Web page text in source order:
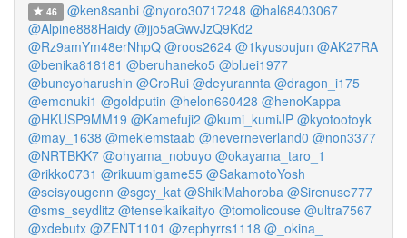
46 @ken8sanbi @nyoro30717248 @hal68403067
@Alpine888Haidy @jjo5aGwvJzQ9Kd2
@Rz9amYm48erNhpQ @roos2624 @1kyusoujun @AK27RA
@benika818181 @beruhaneko5 @bluei1977
@buncyoharushin @CroRui @deyurannta @dragon_i175
@emonuki1 @goldputin @helon660428 @henoKappa
@HKUSP9MM19 @Kamefuji2 @kumi_kumiJP @kyotootoyk
@may_1638 @meklemstaab @neverneverland0 @non3377
@NRTBKK7 @ohyama_nobuyo @okayama_taro_1
@rikko0731 @rikuumigame55 @SakamotoYosh
@seisyougenn @sgcy_kat @ShikiMahoroba @Sirenuse777
@sms_seydlitz @tenseikaikaityo @tomolicouse @ultra7567
@xdebutx @ZENT1101 @zephyrrs1118 @_okina_